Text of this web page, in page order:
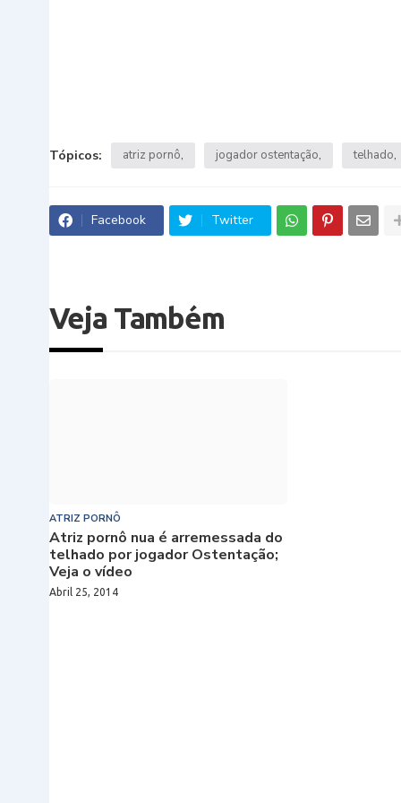
Tópicos: atriz pornô jogador ostentação telhado
Facebook Twitter
Veja Também
ATRIZ PORNÔ
Atriz pornô nua é arremessada do
telhado por jogador Ostentação;
Veja o vídeo
Abril 25, 2014